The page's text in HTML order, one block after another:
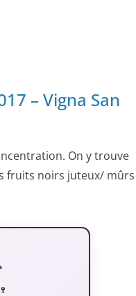
– Vigna San
On y trouve
fruits noirs juteux/ mûrs